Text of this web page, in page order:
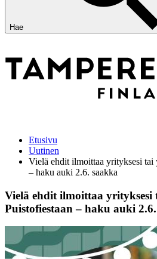
Hae
Etusivu
Uutinen
Vielä ehdit ilmoittaa yrityksesi tai
– haku auki 2.6. saakka
Vielä ehdit ilmoittaa yrityksesi
Puistofiestaan – haku auki